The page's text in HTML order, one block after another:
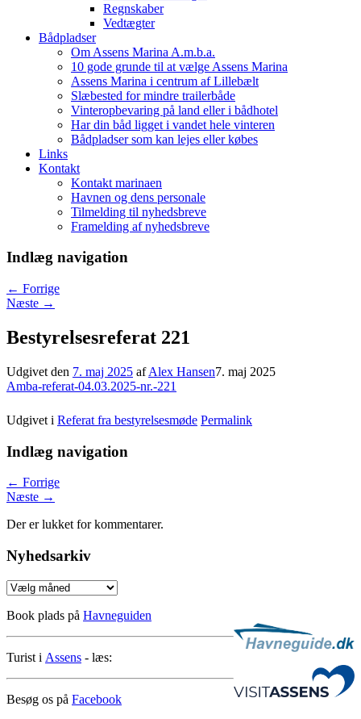
Regnskaber
Vedtægter
Bådpladser
Om Assens Marina A.m.b.a.
10 gode grunde til at vælge Assens Marina
Assens Marina i centrum af Lillebælt
Slæbested for mindre trailerbåde
Vinteropbevaring på land eller i bådhotel
Har din båd ligget i vandet hele vinteren
Bådpladser som kan lejes eller købes
Links
Kontakt
Kontakt marinaen
Havnen og dens personale
Tilmelding til nyhedsbreve
Framelding af nyhedsbreve
Indlæg navigation
← Forrige
Næste →
Bestyrelsesreferat 221
Udgivet den 7. maj 2025 afAlex Hansen7. maj 2025
Amba-referat-04.03.2025-nr.-221
Udgivet i Referat fra bestyrelsesmøde Permalink
Indlæg navigation
← Forrige
Næste →
Der er lukket for kommentarer.
Nyhedsarkiv
Nyhedsarkiv
Book plads på Havneguiden
Turist i Assens - læs:
Besøg os på Facebook